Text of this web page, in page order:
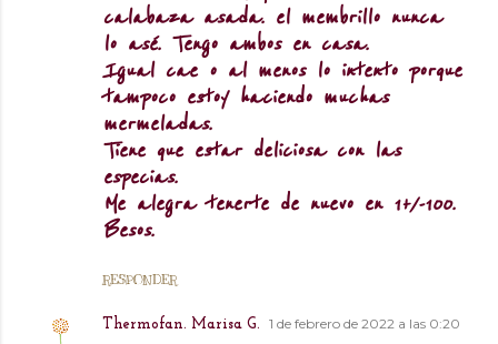
calabaza asada. el membrillo nunca
lo asé. Tengo ambos en casa.
Igual cae o al menos lo intento porque
tampoco estoy haciendo muchas
mermeladas.
Tiene que estar deliciosa con las
especias.
Me alegra tenerte de nuevo en 1+/-100.
Besos.
RESPONDER
Thermofan. Marisa G. 1 de febrero de 2022 a las 0:20